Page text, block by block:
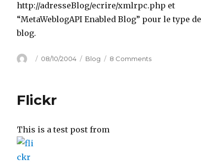
http://adresseBlog/ecrire/xmlrpc.php et
“MetaWeblogAPI Enabled Blog” pour le type de
blog.
Author
Posted
08/10/2004 Categories
Blog 8 Commentson
Flickr
This is a test post from